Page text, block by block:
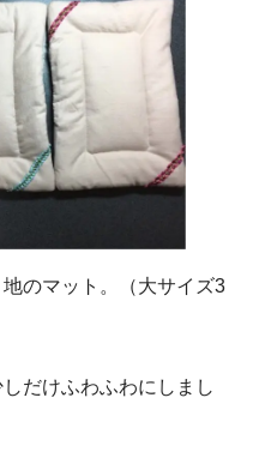
のマット。（大サイズ3
だけふわふわにしまし